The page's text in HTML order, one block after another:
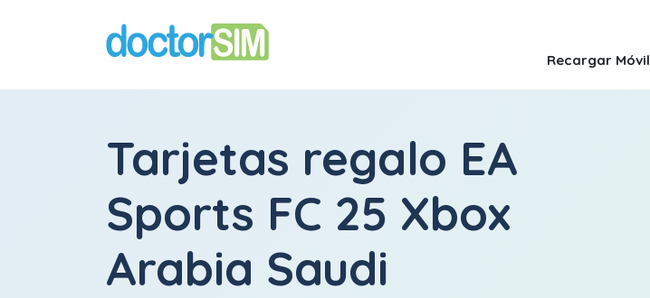
Recargar Móvil
Tarjetas regalo EA
Sports FC 25 Xbox
Arabia Saudi